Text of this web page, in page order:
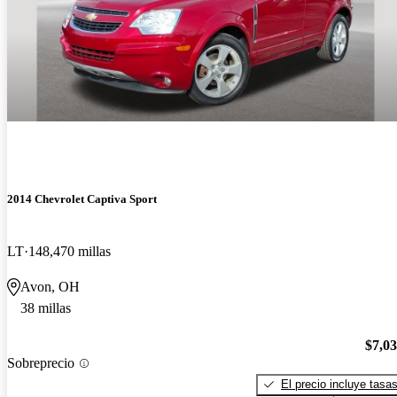
2014 Chevrolet Captiva Sport
LT 148,470 millas
Avon, OH
38 millas
Sobreprecio
El precio incluye tasas